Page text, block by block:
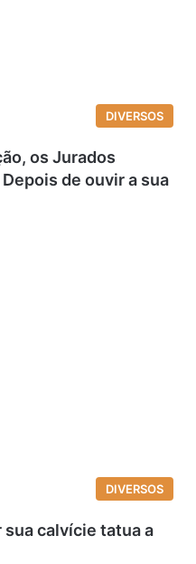
DIVERSOS
os Jurados
de ouvir a sua
DIVERSOS
calvície tatua a